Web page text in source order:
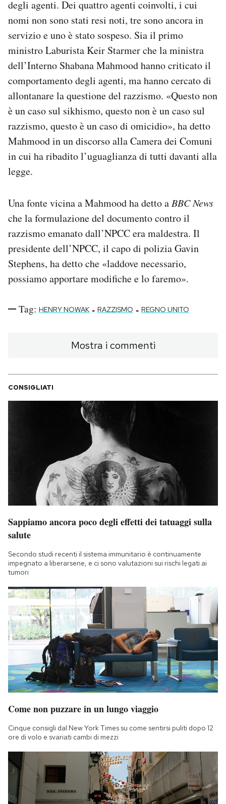
degli agenti. Dei quattro agenti coinvolti, i cui
nomi non sono stati resi noti, tre sono ancora in
servizio e uno è stato sospeso. Sia il primo
ministro Laburista Keir Starmer che la ministra
dell’Interno Shabana Mahmood hanno criticato il
comportamento degli agenti, ma hanno cercato di
allontanare la questione del razzismo. «Questo non
è un caso sul sikhismo, questo non è un caso sul
razzismo, questo è un caso di omicidio», ha detto
Mahmood in un discorso alla Camera dei Comuni
in cui ha ribadito l’uguaglianza di tutti davanti alla
legge.
Una fonte vicina a Mahmood ha detto a BBC News
che la formulazione del documento contro il
razzismo emanato dall’NPCC era maldestra. Il
presidente dell’NPCC, il capo di polizia Gavin
Stephens, ha detto che «laddove necessario,
possiamo apportare modifiche e lo faremo».
Tag: HENRY NOWAK - RAZZISMO - REGNO UNITO
Mostra i commenti
CONSIGLIATI
Sappiamo ancora poco degli effetti dei tatuaggi sulla
salute
Secondo studi recenti il sistema immunitario è continuamente
impegnato a liberarsene, e ci sono valutazioni sui rischi legati ai
tumori
Come non puzzare in un lungo viaggio
Cinque consigli dal New York Times su come sentirsi puliti dopo 12
ore di volo e svariati cambi di mezzi